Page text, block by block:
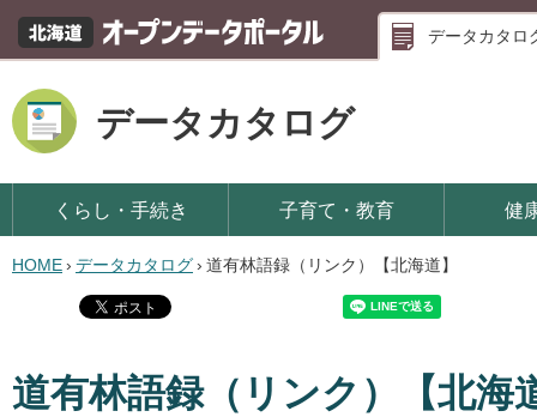
データカタロ
データカタログ
くらし・手続き 子育て・教育 健
HOME› データカタログ› 道有林語録（リンク）【北海道】
道有林語録（リンク）【北海